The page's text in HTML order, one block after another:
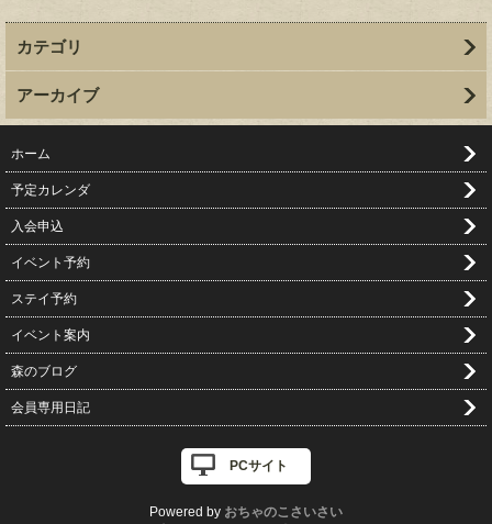
カテゴリ
アーカイブ
ホーム
予定カレンダ
入会申込
イベント予約
ステイ予約
イベント案内
森のブログ
会員専用日記
PCサイト
Powered by おちゃのこさいさい